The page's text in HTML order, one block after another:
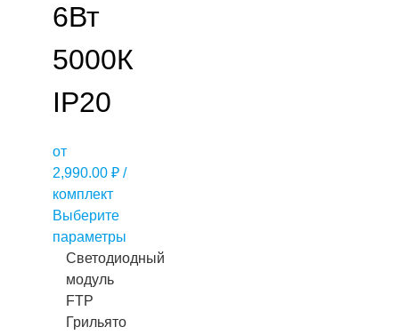
6Вт
5000К
IP20
от
2,990.00 ₽ /
комплект
Выберите
параметры
Светодиодный
модуль
FTP
Грильято